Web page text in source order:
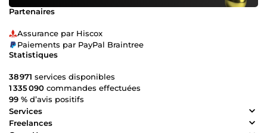
Partenaires
Assurance par Hiscox
Paiements par PayPal Braintree
Statistiques
38 971 services disponibles
1 335 090 commandes effectuées
99 % d’avis positifs
Services
Freelances